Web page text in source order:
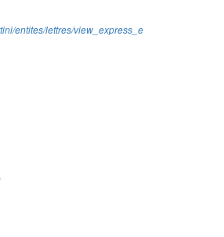
entites/lettres/view_express_e